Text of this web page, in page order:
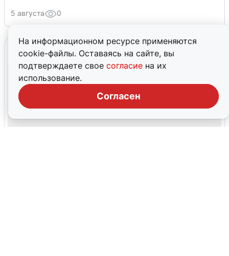
На информационном ресурсе применяются
cookie-файлы. Оставаясь на сайте, вы
подтверждаете свое согласие на их
использование.
Согласен
5 августа 0